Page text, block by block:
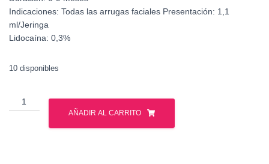
Indicaciones: Todas las arrugas faciales Presentación: 1,1
ml/Jeringa
Lidocaína: 0,3%
10 disponibles
Acido
Hialuronico
AÑADIR AL CARRITO